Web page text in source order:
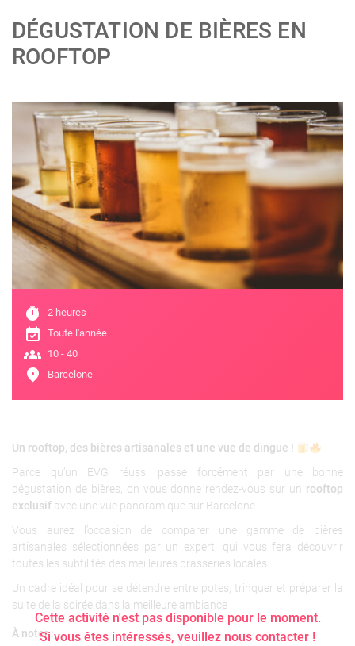
DÉGUSTATION DE BIÈRES EN
ROOFTOP
;
timer 2 heures
event_available Toute l'année
groups 10 - 40
location_on Barcelone
Cette activité n'est pas disponible pour le moment.
Si vous êtes intéressés, veuillez nous contacter !
Un rooftop, des bières artisanales et une vue de dingue !
Parce qu’un EVG réussi passe forcément par une bonne
dégustation de bières, on vous donne rendez-vous sur un rooftop
exclusif avec une vue panoramique sur Barcelone.
Vous aurez l’occasion de comparer une gamme de bières
artisanales sélectionnées par un expert, qui vous fera découvrir
toutes les subtilités des meilleures brasseries locales.
Un cadre idéal pour se détendre entre potes, trinquer et préparer la
suite de la soirée dans la meilleure ambiance !
À noter :